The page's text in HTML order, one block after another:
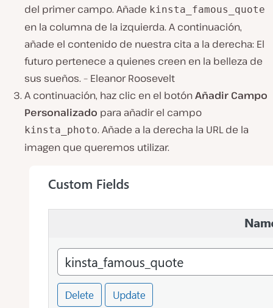
del primer campo. Añade kinsta_famous_quote
en la columna de la izquierda. A continuación,
añade el contenido de nuestra cita a la derecha: El
futuro pertenece a quienes creen en la belleza de
sus sueños. – Eleanor Roosevelt
A continuación, haz clic en el botónAñadir Campo
Personalizado para añadir el campo
kinsta_photo. Añade a la derecha la URL de la
imagen que queremos utilizar.